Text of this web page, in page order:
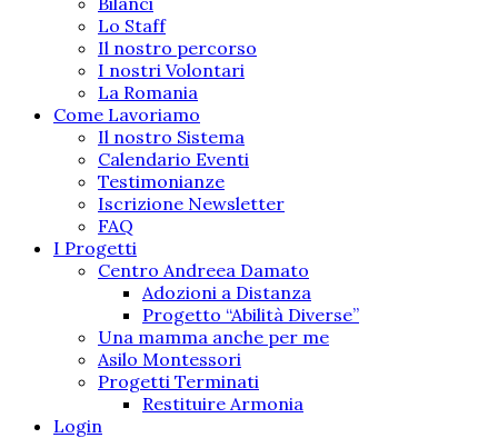
Lo Staff
Il nostro percorso
I nostri Volontari
La Romania
Come Lavoriamo
Il nostro Sistema
Calendario Eventi
Testimonianze
Iscrizione Newsletter
FAQ
I Progetti
Centro Andreea Damato
Adozioni a Distanza
Progetto “Abilità Diverse”
Una mamma anche per me
Asilo Montessori
Progetti Terminati
Restituire Armonia
Login